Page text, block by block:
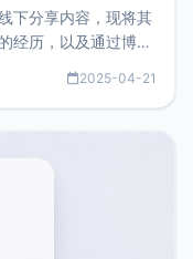
下分享内容，现将其
经历，以及通过博客
现状。自我介绍大
2025-04-21